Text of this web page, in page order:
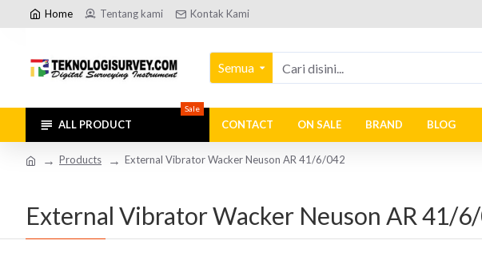
Home Tentang kami Kontak Kami
Semua
ALL PRODUCT
Sale
CONTACT ON SALE BRAND BLOG
Products External Vibrator Wacker Neuson AR 41/6/042
External Vibrator Wacker Neuson AR 41/